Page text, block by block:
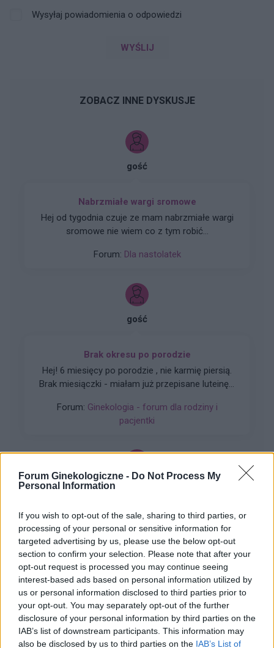
Forum Ginekologiczne - Do Not Process My
Personal Information
If you wish to opt-out of the sale, sharing to third parties, or
processing of your personal or sensitive information for
targeted advertising by us, please use the below opt-out
section to confirm your selection. Please note that after your
opt-out request is processed you may continue seeing
interest-based ads based on personal information utilized by
us or personal information disclosed to third parties prior to
your opt-out. You may separately opt-out of the further
disclosure of your personal information by third parties on the
IAB’s list of downstream participants. This information may
also be disclosed by us to third parties on the IAB’s List of
Wysyłaj powiadomienia o odpowiedzi
WYŚLIJ
ZOBACZ INNE DYSKUSJE
gość
Nabrzmiałe wargi sromowe
Hej od tygodnia czuje ze mam nabrzmiałe wargi
sromowe nie wiem co z tym robić...
Forum: Dla nastolatek
gość
Brak okresu po porodzie
Hej! 6 miesięcy po porodzie , nie karmię piersią.
Brak miesiączki - miałam już przepisane luteinę l,
systen 50 i ponownie luteinę, które również
okresu nie wywołały. Plastry odklejały się.
wyszedł bardzo niski poziom estrogenow. Około
Forum: Ginekologia - forum dla rodziny i
pacjentki
Obtarcie blon sluzowych pochwy
Obtarcie blon sluzowych pochwy podczas
seksu.Krew poleciala i jest pieczenie podczas
sikania i napuchniete .Jaka masc albo zel
pomoze na ta dolegliwość?.
Forum:
Ginekologia - forum dla rodziny i
pacjentki